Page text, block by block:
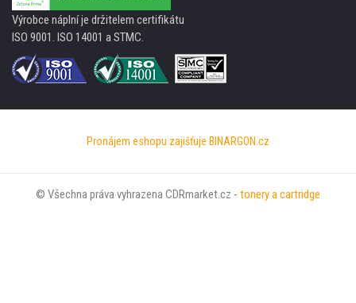
Výrobce náplní je držitelem certifikátu
ISO 9001. ISO 14001 a STMC.
Pronájem eshopu zajišťuje BINARGON.cz
© Všechna práva vyhrazena CDRmarket.cz - tonery a cartridge